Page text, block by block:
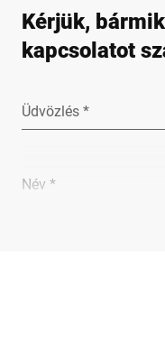
Kérjük,
kapcsolatot
Üdvözlés *
Név *